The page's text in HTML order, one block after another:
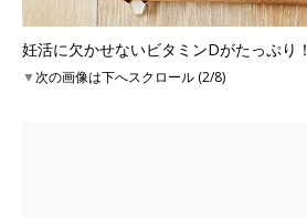
妊活に欠かせないビタミンDがたっぷり！
▼次の画像は下へスクロール (2/8)